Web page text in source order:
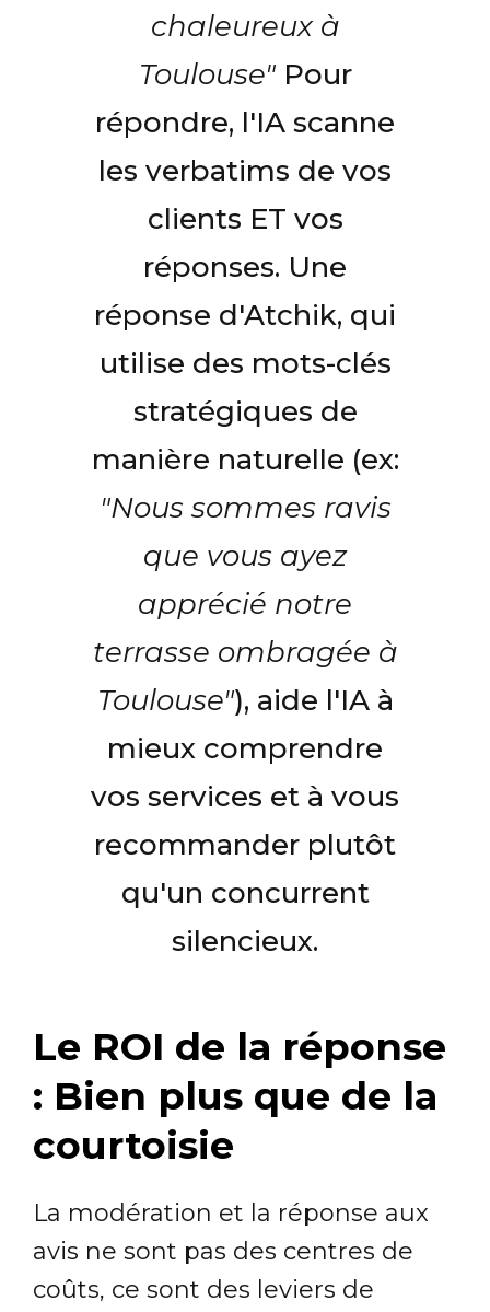
chaleureux à
Toulouse"Pour
répondre, l'IA scanne
les verbatims de vos
clients ET vos
réponses. Une
réponse d'Atchik, qui
utilise des mots-clés
stratégiques de
manière naturelle (ex:
"Nous sommes ravis
que vous ayez
apprécié notre
terrasse ombragée à
Toulouse"), aide l'IA à
mieux comprendre
vos services et à vous
recommander plutôt
qu'un concurrent
silencieux.
Le ROI de la réponse
: Bien plus que de la
courtoisie
La modération et la réponse aux
avis ne sont pas des centres de
coûts, ce sont des leviers de